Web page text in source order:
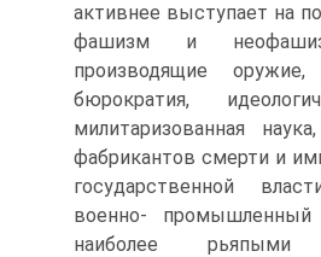
активнее выступает на
фашизм и
производящие оружие,
бюрократия,
милитаризованная
фабрикантов смерти и
государственной
военно- промышленный
наиболее рьяпыми